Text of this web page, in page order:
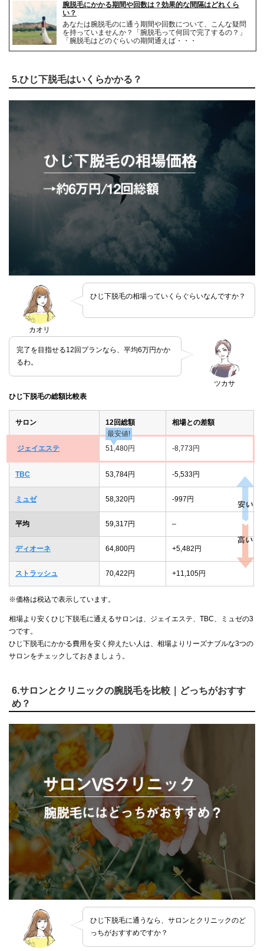
腕脱毛にかかる期間や回数は？効果的な間隔はどれくら
い？
あなたは腕脱毛のに通う期間や回数について、こんな疑問
を持っていませんか？「腕脱毛って何回で完了するの？」
「腕脱毛はどのぐらいの期間通えば・・・
5.ひじ下脱毛はいくらかかる？
カオリ
ひじ下脱毛の相場っていくらぐらいなんですか？
ツカサ
完了を目指せる12回プランなら、平均6万円かか
るわ。
ひじ下脱毛の総額比較表
サロン 12回総額 相場との差額
ジェイエステ
最安値!
51,480円
-8,773円
TBC 53,784円 -5,533円
ミュゼ 58,320円 -997円
平均 59,317円 –
ディオーネ 64,800円 +5,482円
ストラッシュ 70,422円 +11,105円
※価格は税込で表示しています。
相場より安くひじ下脱毛に通えるサロンは、ジェイエステ、TBC、ミュゼの3
つです。
ひじ下脱毛にかかる費用を安く抑えたい人は、相場よりリーズナブルな3つの
サロンをチェックしておきましょう。
6.サロンとクリニックの腕脱毛を比較｜どっちがおすす
め？
ひじ下脱毛に通うなら、サロンとクリニックのど
っちがおすすめですか？